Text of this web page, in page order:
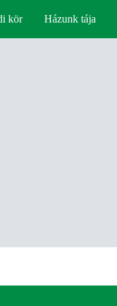
kör Házunk tája